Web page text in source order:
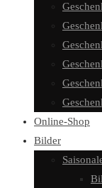
Online-Shop
Bilder